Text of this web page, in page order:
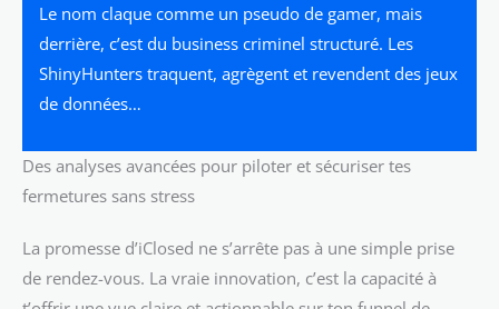
Le nom claque comme un pseudo de gamer, mais
derrière, c’est du business criminel structuré. Les
ShinyHunters traquent, agrègent et revendent des jeux
de données…
Des analyses avancées pour piloter et sécuriser tes
fermetures sans stress
La promesse d’iClosed ne s’arrête pas à une simple prise
de rendez-vous. La vraie innovation, c’est la capacité à